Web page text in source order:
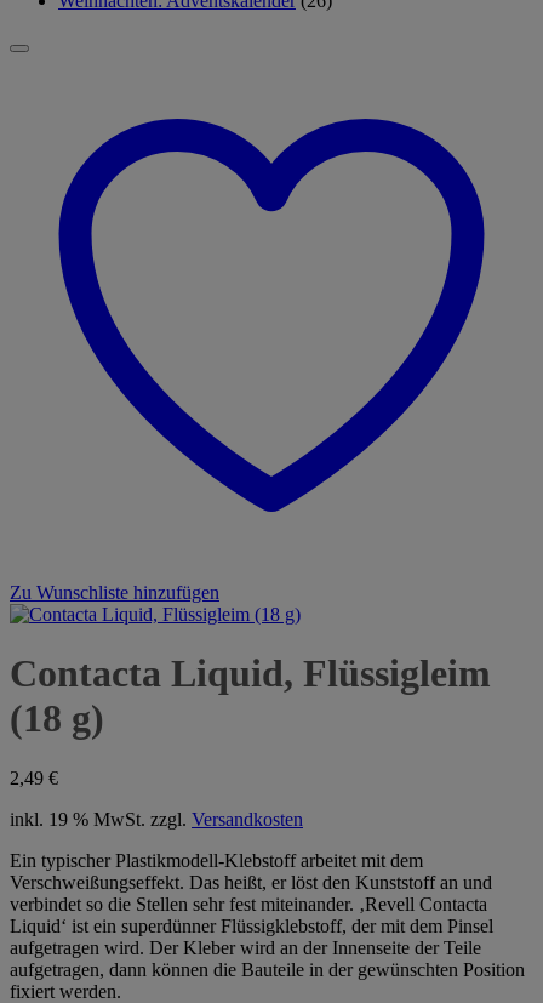
Zu Wunschliste hinzufügen
Contacta Liquid, Flüssigleim
(18 g)
2,49 €
inkl. 19 % MwSt. zzgl. Versandkosten
Ein typischer Plastikmodell-Klebstoff arbeitet mit dem
Verschweißungseffekt. Das heißt, er löst den Kunststoff an und
verbindet so die Stellen sehr fest miteinander. ‚Revell Contacta
Liquid‘ ist ein superdünner Flüssigklebstoff, der mit dem Pinsel
aufgetragen wird. Der Kleber wird an der Innenseite der Teile
aufgetragen, dann können die Bauteile in der gewünschten Position
fixiert werden.